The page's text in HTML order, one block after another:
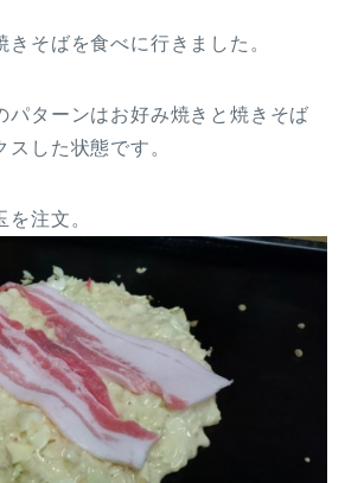
そばを食べに行きました。
パターンはお好み焼きと焼きそば
した状態です。
注文。